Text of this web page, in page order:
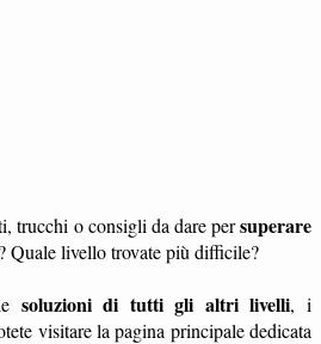
trucchi o consigli da dare persuperare
? Quale livello trovate più difficile?
soluzioni di tutti gli altri livelli, i
visitare la pagina principale dedicata